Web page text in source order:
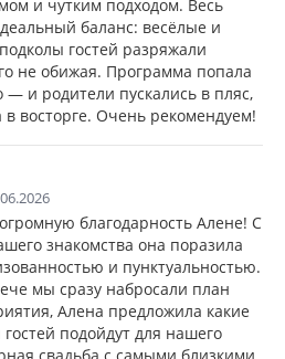
и чутким подходом. Весь
баланс: весёлые и
гостей разряжали
не обижая. Программа попала
— и родители пускались в пляс,
восторге. Очень рекомендуем!
благодарность Алене! С
знакомства она поразила
и пунктуальностью.
мы сразу набросали план
Алена предложила какие
подойдут для нашего